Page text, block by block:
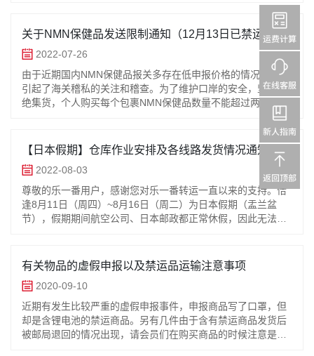
https://www.post.japanpost.jp/int/information/2022/
本邮政官网】关于暂停受理部分国际邮件等的通知（11月18日
更新）
https://www.post.japanpost.jp/int/information/2022/
本邮政官网】关于暂停受理部分国际邮件等的通知（11月2日
更新）
https://www.post.japanpost.jp/int/information/2022/
本邮政官网】关于暂停受理部分国际邮件等的通知（9月8日更
https://www.post.japanpost.jp/int/information/2022/
本邮政官网】关于暂停受理部分国际邮件等的通知（9月6日更
新）
https://www.post.japanpost.jp/int/information/2022/
本邮政官网】关于暂停受理部分国际邮件等的通知（7月28日
更新）
https://www.post.japanpost.jp/int/information/2022/
https://www.post.japanpost.jp/int/information/2022/
本邮政官网】关于暂停受理部分国际邮件等的通知（6月30日
更新）
https://www.post.japanpost.jp/int/information/2022/
本邮政官网】关于暂停受理部分国际邮件等的通知（3月1日更
新）
https://www.post.japanpost.jp/int/information/2022/0301_01.html
关于NMN保健品发送限制通知（12月13日已禁运）
2022-07-26
由于近期国内NMN保健品报关多存在低申报价格的情况，多地
引起了海关稽私的关注和稽查。为了维护口岸的安全，坚决杜
绝集货，个人购买每个包裹NMN保健品数量不能超过两盒，须
如实申报价格缴纳税金。若因未按照海关规定导致包裹产生退
【日本假期】仓库作业安排及各线路发货情况通知！
2022-08-03
尊敬的乐一番用户，感谢您对乐一番转运一直以来的支持。恰
逢8月11日（周四）~8月16日（周二）为日本假期（盂兰盆
节），假期期间航空公司、日本邮政都正常休假，因此无法进
有关物品的虚假申报以及禁运品运输注意事项
2020-09-10
‍近期有发生比较严重的虚假申报事件，申报商品写了口罩，但
却是含锂电池的禁运商品。另有几件由于含有禁运商品发货后
被邮局退回的情况出现，请会员们在购买商品的时候注意是否